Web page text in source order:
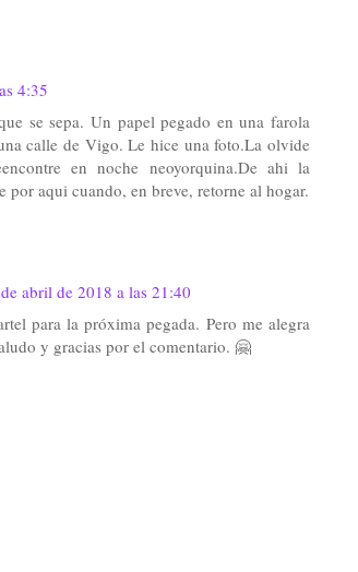
4:35
se sepa. Un papel pegado en una farola
calle de Vigo. Le hice una foto.La olvide
en noche neoyorquina.De ahi la
por aqui cuando, en breve, retorne al hogar.
abril de 2018 a las 21:40
para la próxima pegada. Pero me alegra
y gracias por el comentario. 🤗